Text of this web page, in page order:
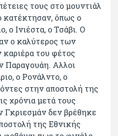
τους στο μουντιάλ
κατέκτησαν, όπως ο
ο Ινιέστα, ο Τσάβι. Ο
ο καλύτερος των
του φέτος
Παραγουάη. Αλλοι
ο Ρονάλντο, ο
στην αποστολή της
χρόνια μετά τους
Γκριεσμάν δεν βρέθηκε
της Εθνικής